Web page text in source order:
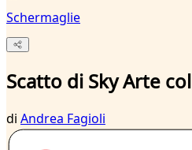
Schermaglie
Scatto di Sky Arte
di Andrea Fagioli